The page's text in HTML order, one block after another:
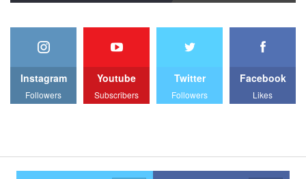
Facebook
Likes
Twitter
Followers
Youtube
Subscribers
Instagram
Followers